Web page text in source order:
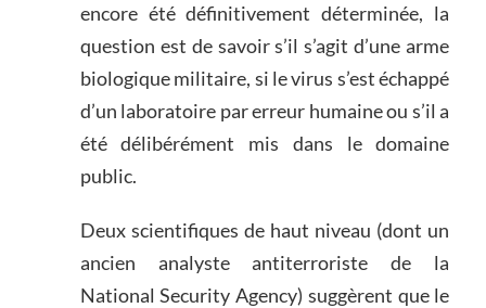
encore été définitivement déterminée, la
question est de savoir s’il s’agit d’une arme
biologique militaire, si le virus s’est échappé
d’un laboratoire par erreur humaine ou s’il a
été délibérément mis dans le domaine
public.
Deux scientifiques de haut niveau (dont un
ancien analyste antiterroriste de la
National Security Agency) suggèrent que le